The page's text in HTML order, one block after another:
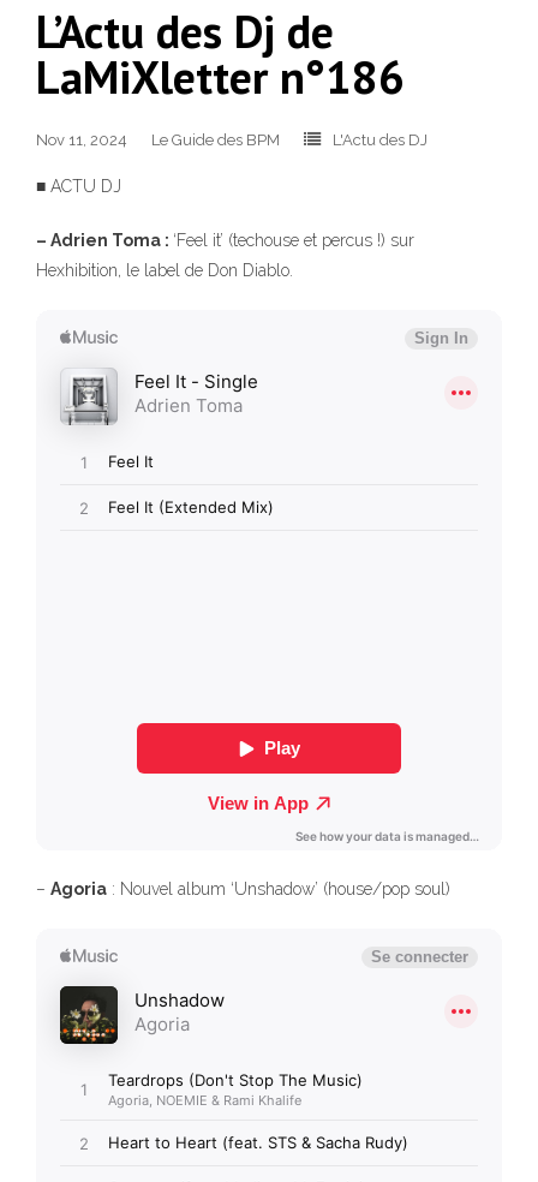
L’Actu des Dj de
LaMiXletter n°186
Nov 11, 2024 Le Guide des BPM L'Actu des DJ
■ ACTU DJ
– Adrien Toma : ‘Feel it’ (techouse et percus !) sur
Hexhibition, le label de Don Diablo.
– Agoria : Nouvel album ‘Unshadow’ (house/pop soul)